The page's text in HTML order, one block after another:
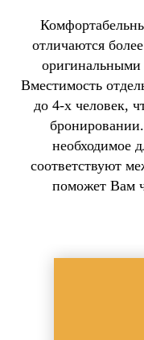
отличаются
Вместимость
до 4-х человек,
необходимое
соответствуют
поможет Вам